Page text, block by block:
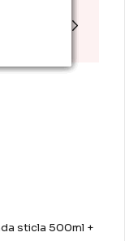
sticla 500ml +